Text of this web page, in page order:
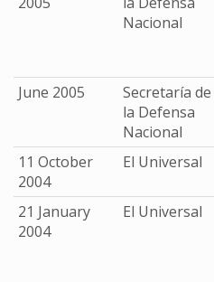
Nacional
June 2005
Secretaría de
la Defensa
Nacional
11 October
2004
El Universal
21 January
2004
El Universal